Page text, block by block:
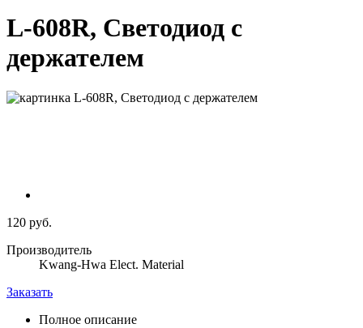
L-608R, Светодиод с
держателем
120 руб.
Производитель
Kwang-Hwa Elect. Material
Заказать
Полное описание